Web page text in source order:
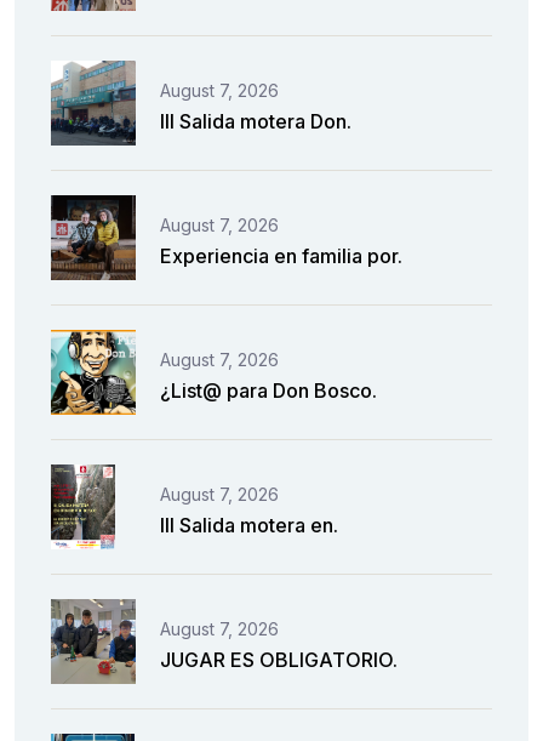
August 7, 2026
III Salida motera Don.
August 7, 2026
Experiencia en familia por.
August 7, 2026
¿List@ para Don Bosco.
August 7, 2026
III Salida motera en.
August 7, 2026
JUGAR ES OBLIGATORIO.